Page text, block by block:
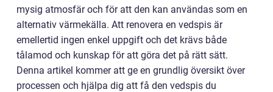
mysig atmosfär och för att den kan användas som en
alternativ värmekälla. Att renovera en vedspis är
emellertid ingen enkel uppgift och det krävs både
tålamod och kunskap för att göra det på rätt sätt.
Denna artikel kommer att ge en grundlig översikt över
processen och hjälpa dig att få den vedspis du